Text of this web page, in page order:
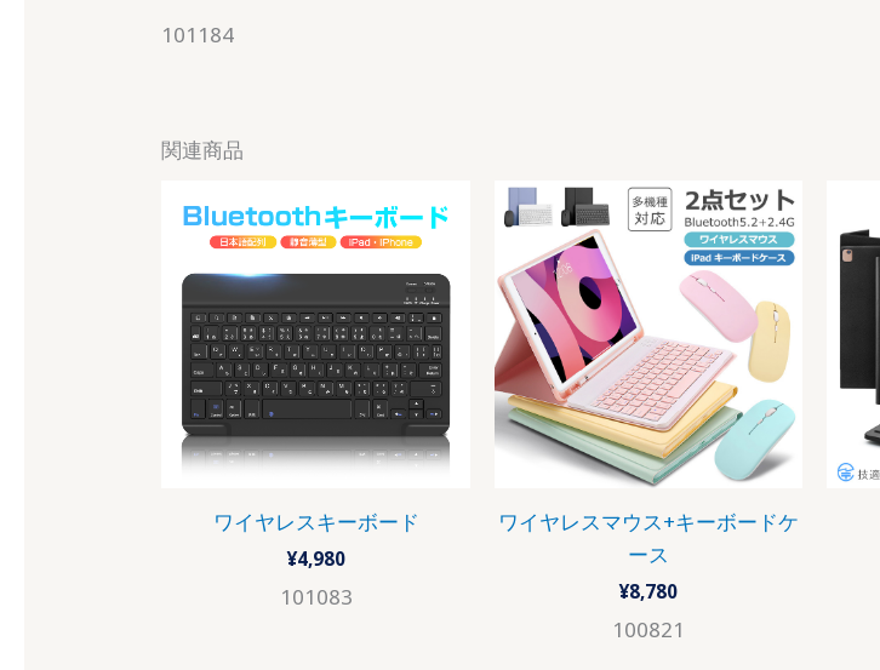
101184
関連商品
ワイヤレスキーボード
¥4,980
101083
ワイヤレスマウス+キーボードケ
ース
¥8,780
100821